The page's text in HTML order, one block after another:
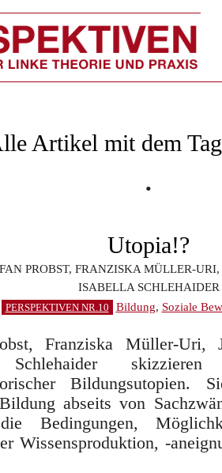
Artikel mit dem
•
Utopia!?
PROBST, FRANZISKA MÜLLER-
ISABELLA SCHLEHAIDER
PERSPEKTIVEN NR.10 Bildung, Soziale
Franziska Müller-Uri,
Schlehaider
Bildungsutopien.
abseits von
Bedingungen,
Wissensproduktion, -